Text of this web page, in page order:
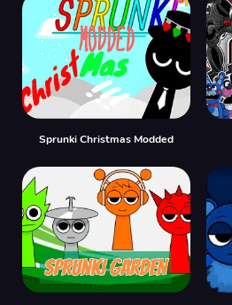
Sprunki Christmas Modded